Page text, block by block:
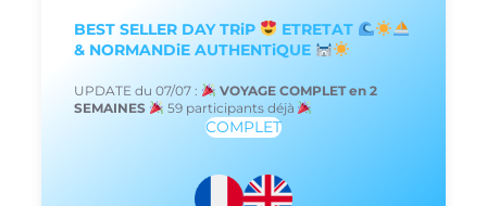
BEST SELLER DAY TRiP
ETRETAT
& NORMANDiE AUTHENTiQUE
UPDATE du 07/07 :
VOYAGE COMPLET en 2
SEMAINES
59 participants déjà
COMPLET